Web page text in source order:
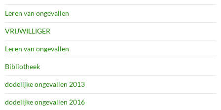
Leren van ongevallen
VRIJWILLIGER
Leren van ongevallen
Bibliotheek
dodelijke ongevallen 2013
dodelijke ongevallen 2016